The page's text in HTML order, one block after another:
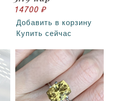
14700 ₽
Добавить в корзину
Купить сейчас